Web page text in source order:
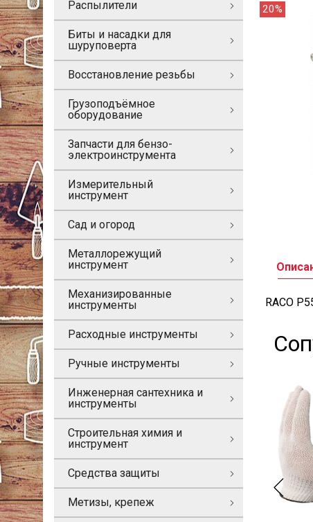
20%
RACO
Распылители
Биты и насадки для
шуруповерта
Восстановление резьбы
Грузоподъёмное
оборудование
Запчасти для бензо-
электроинструмента
Измерительный
инструмент
Сад и огород
Металлорежущий
инструмент
Механизированные
инструменты
Расходные инструменты
Ручные инструменты
Инженерная сантехника и
инструменты
Строительная химия и
инструмент
Средства защиты
Метизы, крепеж